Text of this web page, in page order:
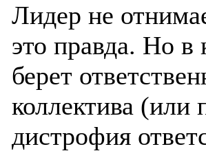
Лидер не
это правда. Но
берет
коллектива (или
дистрофия